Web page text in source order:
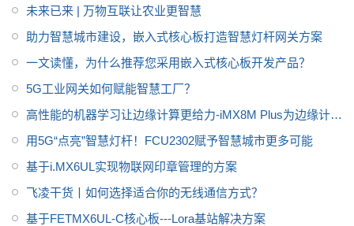
SD 4级更稳定。网关多用于电力
未来已来 | 万物互联让农业更智慧
助力智慧城市建设，嵌入式核心板打造智慧灯杆网关方案
一文读懂，为什么推荐您采用嵌入式核心板开发产品？
5G工业网关如何赋能智慧工厂？
高性能的机器学习让边缘计算更给力-iMX8M Plus为边缘计算
赋能
用5G“点亮”智慧灯杆！FCU2302赋予智慧城市更多可能
基于i.MX6UL实现物联网印章管理的方案
飞凌干货丨如何选择适合你的无线通信方式？
基于FETMX6UL-C核心板---Lora基站解决方案